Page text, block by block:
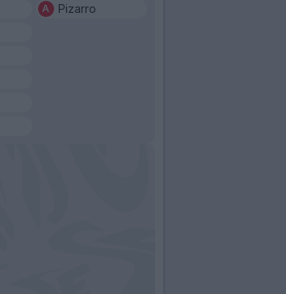
Pizarro